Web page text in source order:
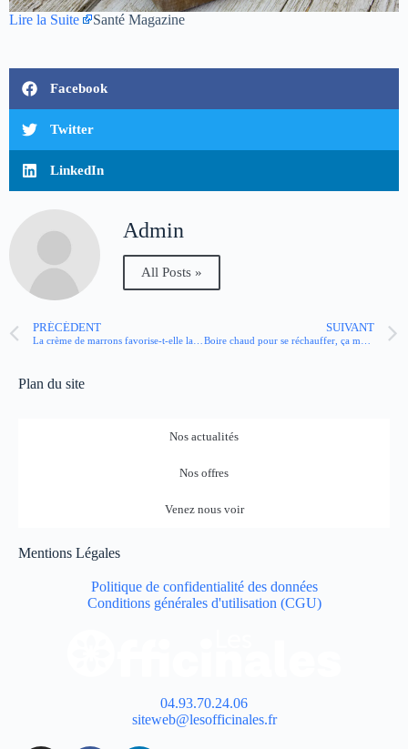
Lire la Suite Santé Magazine
Facebook
Twitter
LinkedIn
Admin
All Posts »
PRÉCÉDENT SUIVANT
Plan du site
Nos actualités
Nos offres
Venez nous voir
Mentions Légales
Politique de confidentialité des données
Conditions générales d'utilisation (CGU)
04.93.70.24.06
siteweb@lesofficinales.fr